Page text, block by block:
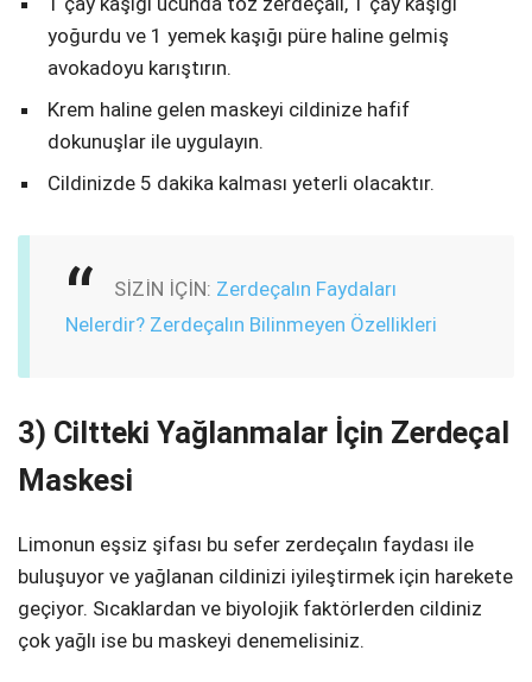
yoğurdu ve 1 yemek kaşığı püre haline gelmiş
avokadoyu karıştırın.
Krem haline gelen maskeyi cildinize hafif
dokunuşlar ile uygulayın.
Cildinizde 5 dakika kalması yeterli olacaktır.
SİZİN İÇİN: Zerdeçalın Faydaları
Nelerdir? Zerdeçalın Bilinmeyen Özellikleri
3) Ciltteki Yağlanmalar İçin Zerdeçal
Maskesi
Limonun eşsiz şifası bu sefer zerdeçalın faydası ile
buluşuyor ve yağlanan cildinizi iyileştirmek için harekete
geçiyor. Sıcaklardan ve biyolojik faktörlerden cildiniz
çok yağlı ise bu maskeyi denemelisiniz.